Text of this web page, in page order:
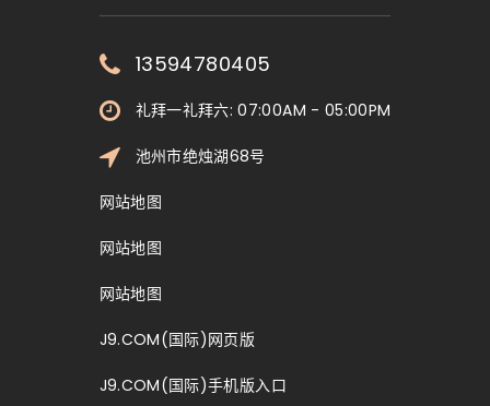
13594780405
礼拜一礼拜六: 07:00AM - 05:00PM
池州市绝烛湖68号
网站地图
网站地图
网站地图
J9.COM(国际)网页版
J9.COM(国际)手机版入口